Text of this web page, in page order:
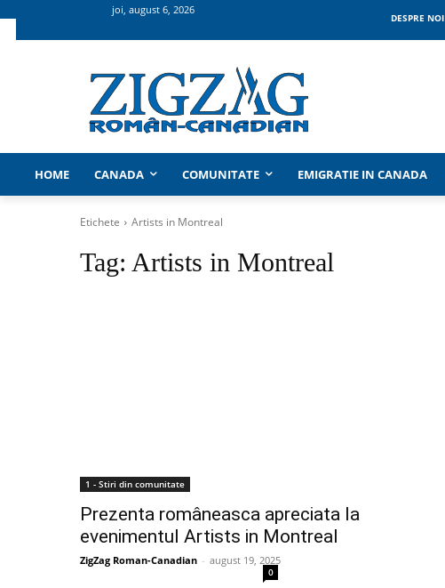
joi, august 6, 2026
DESPRE NOI
HOME CANADA COMUNITATE EMIGRATIE IN CANADA
Etichete Artists in Montreal
Tag: Artists in Montreal
1 - Stiri din comunitate
Prezenta româneasca apreciata la
evenimentul Artists in Montreal
ZigZag Roman-Canadian - august 19, 2025
0